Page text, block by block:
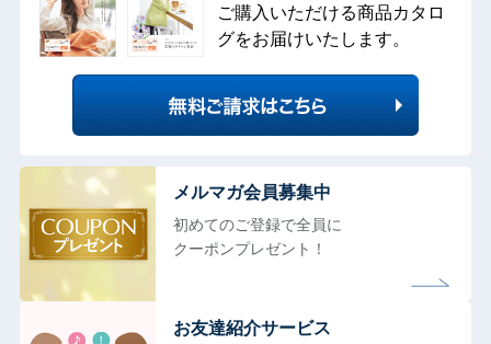
ご購入いただける商品カタロ
グをお届けいたします。
メルマガ会員募集中
初めてのご登録で全員に
クーポンプレゼント！
お友達紹介サービス